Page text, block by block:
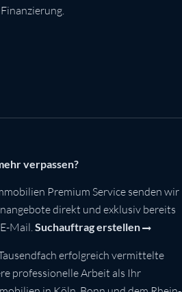
verpassen?
Premium Service senden wir
direkt und exklusiv bereits
Mail.Suchauftrag erstellen
erfolgreich vermittelte
professionelle Arbeit als Ihr